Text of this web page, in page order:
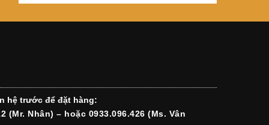
hệ trước để đặt hàng:
(Mr. Nhân) – hoặc 0933.096.426 (Ms. Vân